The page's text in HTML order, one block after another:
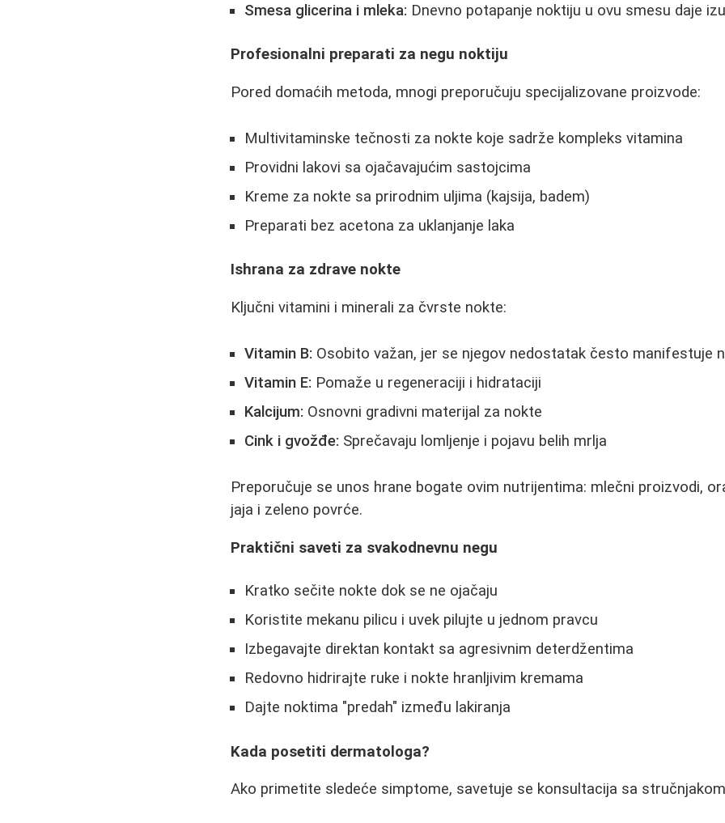
Smesa glicerina i mleka: Dnevno potapanje noktiju u ovu smesu daje
Profesionalni preparati za negu noktiju
Pored domaćih metoda, mnogi preporučuju specijalizovane proizvode:
Multivitaminske tečnosti za nokte koje sadrže kompleks vitamina
Providni lakovi sa ojačavajućim sastojcima
Kreme za nokte sa prirodnim uljima (kajsija, badem)
Preparati bez acetona za uklanjanje laka
Ishrana za zdrave nokte
Ključni vitamini i minerali za čvrste nokte:
Vitamin B: Osobito važan, jer se njegov nedostatak često manifestuje
Vitamin E: Pomaže u regeneraciji i hidrataciji
Kalcijum: Osnovni gradivni materijal za nokte
Cink i gvožđe: Sprečavaju lomljenje i pojavu belih mrlja
Preporučuje se unos hrane bogate ovim nutrijentima: mlečni proizvodi,
jaja i zeleno povrće.
Praktični saveti za svakodnevnu negu
Kratko sečite nokte dok se ne ojačaju
Koristite mekanu pilicu i uvek pilujte u jednom pravcu
Izbegavajte direktan kontakt sa agresivnim deterdžentima
Redovno hidrirajte ruke i nokte hranljivim kremama
Dajte noktima "predah" između lakiranja
Kada posetiti dermatologa?
Ako primetite sledeće simptome, savetuje se konsultacija sa